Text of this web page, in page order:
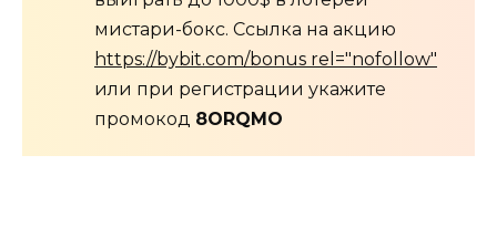
мистари-бокс. Ссылка на акцию
https://bybit.com/bonus rel="nofollow"
или при регистрации укажите
промокод 8ORQMO